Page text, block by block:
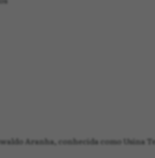
Aranha, conhecida como Usina